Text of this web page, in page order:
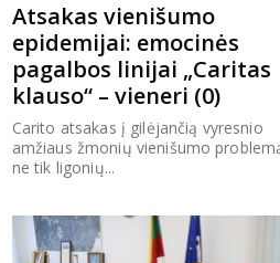
Atsakas vienišumo
epidemijai: emocinės
pagalbos linijai „Caritas
klauso“ – vieneri (0)
Carito atsakas į gilėjančią vyresnio
amžiaus žmonių vienišumo
ne tik ligonių...